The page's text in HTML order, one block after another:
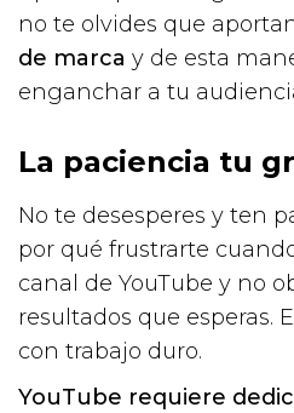
no te olvides que
de marca y de esta
enganchar a tu
La paciencia tu
No te desesperes y ten
por qué frustrarte
canal de YouTube y no
resultados que esperas.
con trabajo duro.
YouTube requiere